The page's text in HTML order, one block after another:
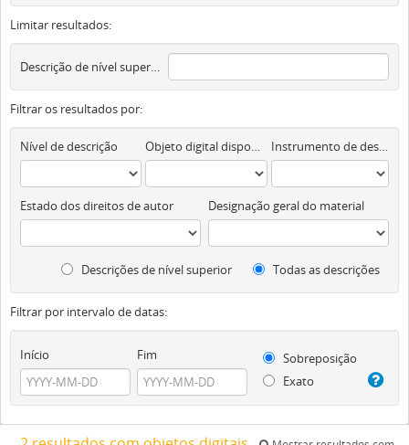
Limitar resultados:
Descrição de nível superior
Filtrar os resultados por:
Nível de descrição Objeto digital disponível Instrumento de descrição documental
Estado dos direitos de autor Designação geral do material
Descrições de nível superior Todas as descrições
Filtrar por intervalo de datas:
Início Fim
Sobreposição
Exato